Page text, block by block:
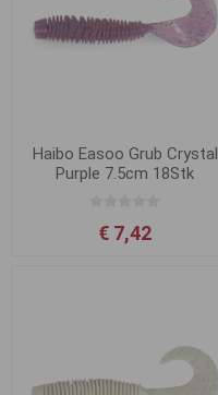
Haibo Easoo Grub Crystal
Purple 7.5cm 18Stk
€ 7,42